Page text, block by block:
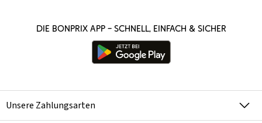
Die bonprix App – schnell, einfach & sicher
Unsere Zahlungsarten